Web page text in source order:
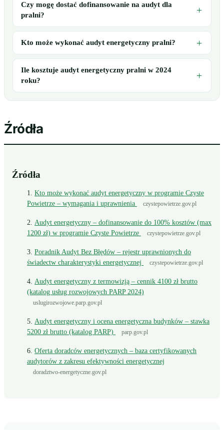
Czy mogę dostać dofinansowanie na audyt dla
pralni?
Kto może wykonać audyt energetyczny pralni?
Ile kosztuje audyt energetyczny pralni w 2024
roku?
Źródła
Źródła
Kto może wykonać audyt energetyczny w programie Czyste
Powietrze – wymagania i uprawnienia
czystepowietrze.gov.pl
Audyt energetyczny – dofinansowanie do 100% kosztów (max
1200 zł) w programie Czyste Powietrze
czystepowietrze.gov.pl
Poradnik Audyt Bez Błędów – rejestr uprawnionych do
świadectw charakterystyki energetycznej
czystepowietrze.gov.pl
Audyt energetyczny z termowizją – cennik 4100 zł brutto
(katalog usług rozwojowych PARP 2024)
uslugirozwojowe.parp.gov.pl
Audyt energetyczny i ocena energetyczna budynków – stawka
5200 zł brutto (katalog PARP)
parp.gov.pl
Oferta doradców energetycznych – baza certyfikowanych
audytorów z zakresu efektywności energetycznej
doradztwo-energetyczne.gov.pl